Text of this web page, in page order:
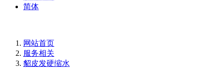
简体
网站首页
服务相关
貂皮发硬缩水